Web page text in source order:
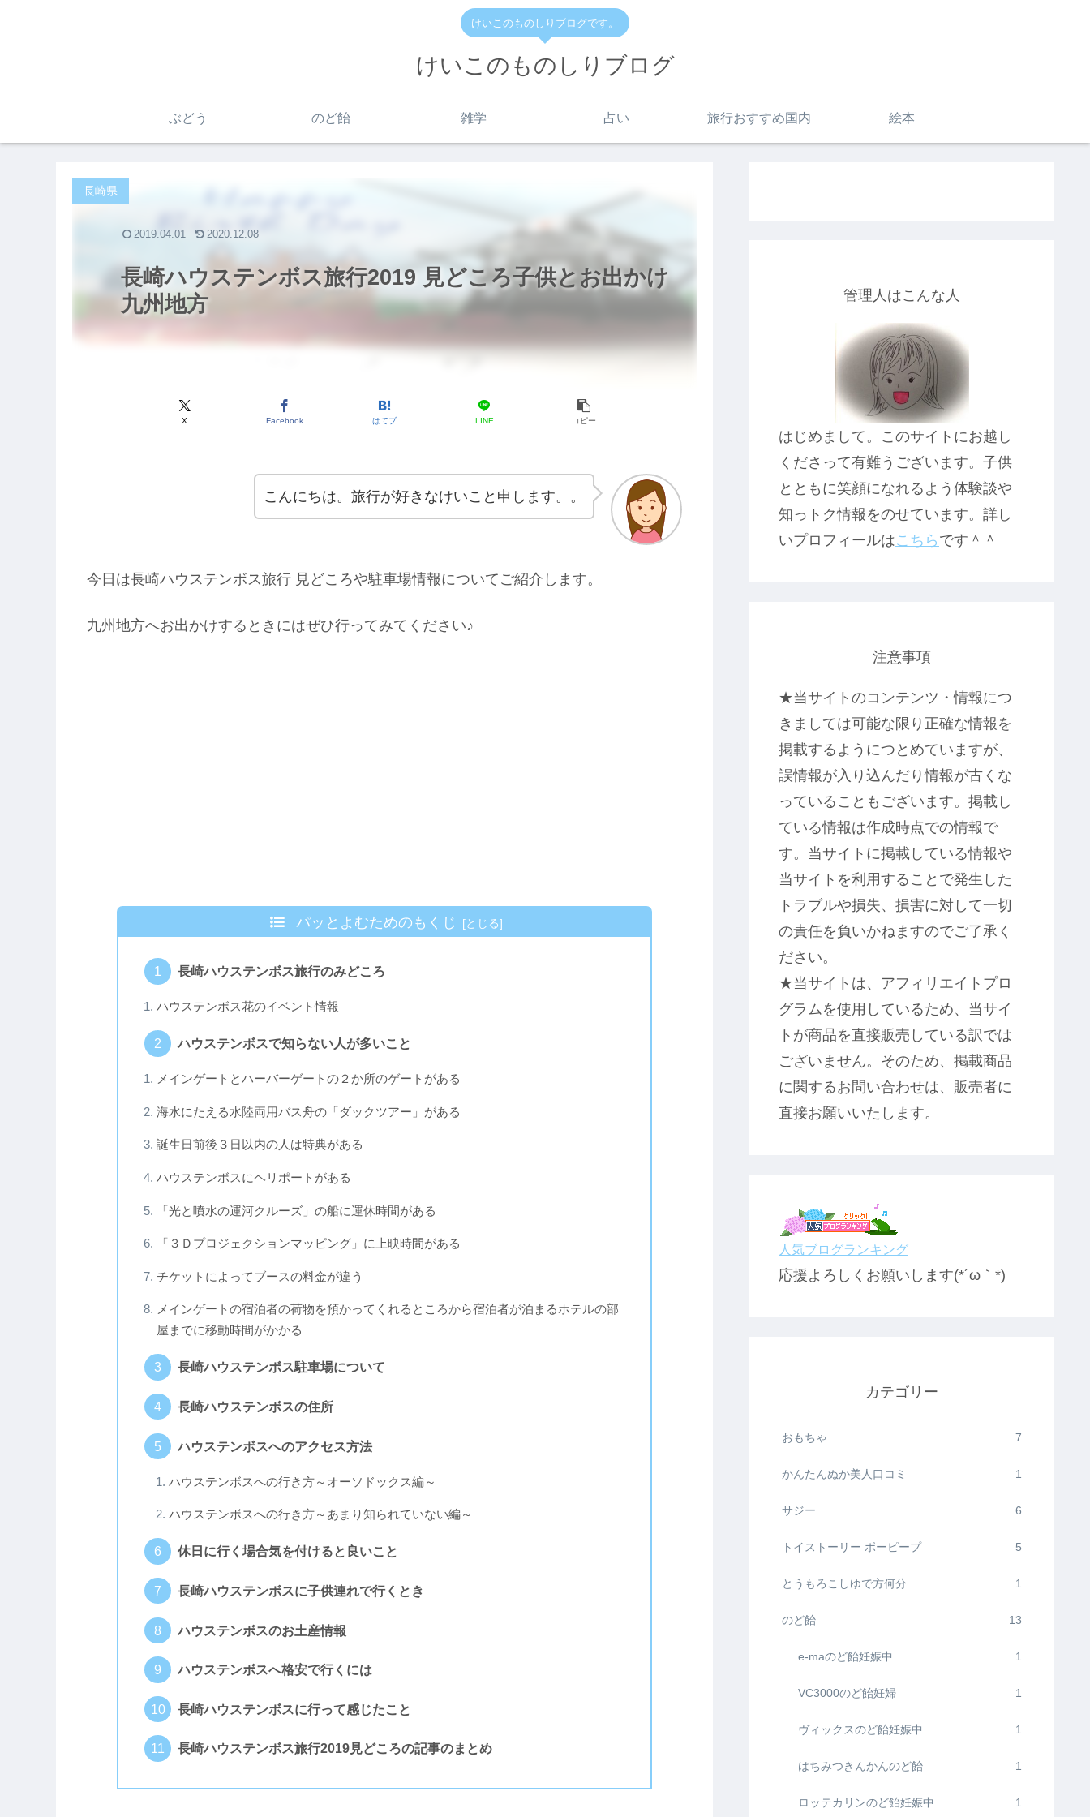
けいこのものしりブログです。
けいこのものしりブログ
ぶどう のど飴 雑学 占い 旅行おすすめ国内 絵本
長崎ハウステンボス旅行2019 見どころ子供とお出かけ
九州地方
長崎県
X Facebook はてブ LINE コピー
2019.04.01 2020.12.08
こんにちは。旅行が好きなけいこと申します。。
今日は長崎ハウステンボス旅行 見どころや駐車場情報についてご紹介します。
九州地方へお出かけするときにはぜひ行ってみてください♪
パッとよむためのもくじ
長崎ハウステンボス旅行のみどころ
ハウステンボス花のイベント情報
ハウステンボスで知らない人が多いこと
メインゲートとハーバーゲートの２か所のゲートがある
海水にたえる水陸両用バス舟の「ダックツアー」がある
誕生日前後３日以内の人は特典がある
ハウステンボスにヘリポートがある
「光と噴水の運河クルーズ」の船に運休時間がある
「３Ｄプロジェクションマッピング」に上映時間がある
チケットによってブースの料金が違う
メインゲートの宿泊者の荷物を預かってくれるところから宿泊者が泊まるホテルの部
屋までに移動時間がかかる
長崎ハウステンボス駐車場について
長崎ハウステンボスの住所
ハウステンボスへのアクセス方法
ハウステンボスへの行き方～オーソドックス編～
ハウステンボスへの行き方～あまり知られていない編～
休日に行く場合気を付けると良いこと
長崎ハウステンボスに子供連れで行くとき
ハウステンボスのお土産情報
ハウステンボスへ格安で行くには
長崎ハウステンボスに行って感じたこと
長崎ハウステンボス旅行2019見どころの記事のまとめ
管理人はこんな人
はじめまして。このサイトにお越し
くださって有難うございます。子供
とともに笑顔になれるよう体験談や
知っトク情報をのせています。詳し
いプロフィールはこちら です＾＾
注意事項
★当サイトのコンテンツ・情報につ
きましては可能な限り正確な情報を
掲載するようにつとめていますが、
誤情報が入り込んだり情報が古くな
っていることもございます。掲載し
ている情報は作成時点での情報で
す。当サイトに掲載している情報や
当サイトを利用することで発生した
トラブルや損失、損害に対して一切
の責任を負いかねますのでご了承く
ださい。
★当サイトは、アフィリエイトプロ
グラムを使用しているため、当サイ
トが商品を直接販売している訳では
ございません。そのため、掲載商品
に関するお問い合わせは、販売者に
直接お願いいたします。
人気ブログランキング
応援よろしくお願いします(*´ω｀*)
カテゴリー
おもちゃ 7
かんたんぬか美人口コミ 1
サジー 6
トイストーリー ボーピープ 5
とうもろこしゆで方何分 1
のど飴 13
e-maのど飴妊娠中 1
VC3000のど飴妊婦 1
ヴィックスのど飴妊娠中 1
はちみつきんかんのど飴 1
ロッテカリンのど飴妊娠中 1